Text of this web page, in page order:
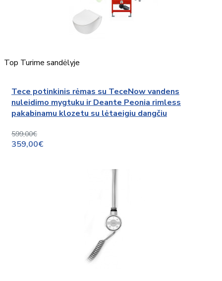
Top Turime sandėlyje
Tece potinkinis rėmas su TeceNow vandens
nuleidimo mygtuku ir Deante Peonia rimless
pakabinamu klozetu su lėtaeigiu dangčiu
599,00€
359,00€